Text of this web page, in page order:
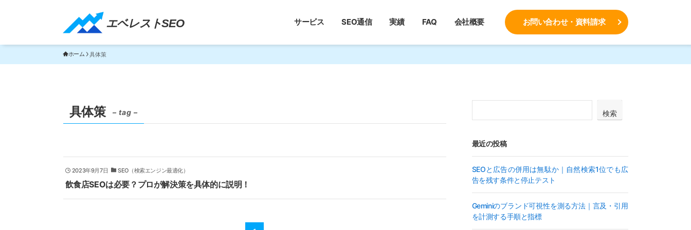
エベレストSEO
エベレストSEO｜TOP サービス SEO通信 実績 FAQ 会社概要 お問い合わせ・資料請求
ホーム 具体策
具体策 – tag –
2023年9月7日 SEO（検索エンジン最適化）
飲食店SEOは必要？プロが解決策を具体的に説明！
検索
最近の投稿
SEOと広告の併用は無駄か｜自然検索1位でも広
告を残す条件と停止テスト
Geminiのブランド可視性を測る方法｜言及・引用
を計測する手順と指標